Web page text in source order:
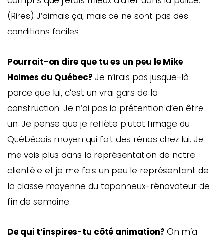
(Rires) J’aimais ça, mais ce ne sont pas des
conditions faciles.
Pourrait-on dire que tu es un peu le Mike
Holmes du Québec? Je n’irais pas jusque-là
parce que lui, c’est un vrai gars de la
construction. Je n’ai pas la prétention d’en être
un. Je pense que je reflète plutôt l’image du
Québécois moyen qui fait des rénos chez lui. Je
me vois plus dans la représentation de notre
clientèle et je me fais un peu le représentant de
la classe moyenne du taponneux-rénovateur de
fin de semaine.
De qui t’inspires-tu côté animation? On m’a